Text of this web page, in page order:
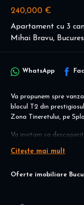
240,000 €
Apartament cu 3
Mihai Bravu,
Oferte imobiliare
WhatsApp
Va propunem spre
blocul T2 din
Zona Tineretului, pe
Va invitam sa
spatii de depozitare si o
Citește mai mult